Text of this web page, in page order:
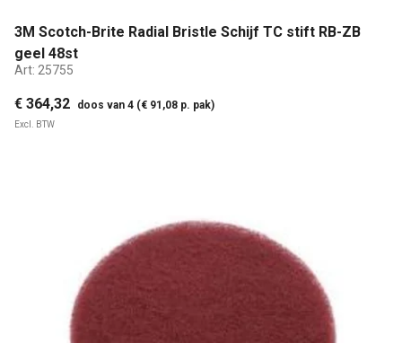
3M Scotch-Brite Radial Bristle Schijf TC stift RB-ZB
geel 48st
Art: 25755
€ 364,32 doos van 4 (€ 91,08 p. pak)
Excl. BTW